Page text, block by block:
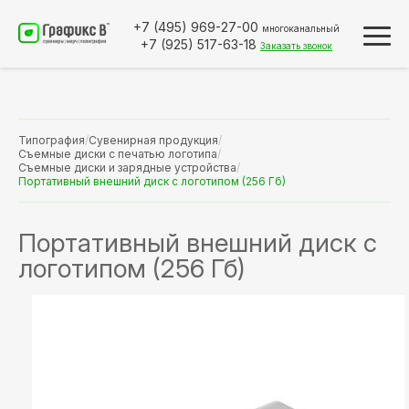
+7 (495) 969-27-00 многоканальный
+7 (925) 517-63-18 Заказать звонок
Типография/Сувенирная продукция/
Съемные диски с печатью логотипа/
Съемные диски и зарядные устройства/
Портативный внешний диск с логотипом (256 Гб)
Портативный внешний диск с
логотипом (256 Гб)